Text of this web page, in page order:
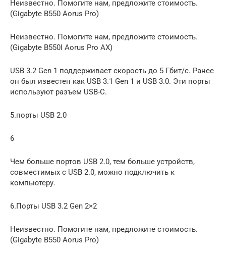
Неизвестно. Помогите нам, предложите стоимость.
(Gigabyte B550 Aorus Pro)
Неизвестно. Помогите нам, предложите стоимость.
(Gigabyte B550I Aorus Pro AX)
USB 3.2 Gen 1 поддерживает скорость до 5 Гбит/с. Ранее
он был известен как USB 3.1 Gen 1 и USB 3.0. Эти порты
используют разъем USB-C.
5.порты USB 2.0
6
Чем больше портов USB 2.0, тем больше устройств,
совместимых с USB 2.0, можно подключить к
компьютеру.
6.Порты USB 3.2 Gen 2×2
Неизвестно. Помогите нам, предложите стоимость.
(Gigabyte B550 Aorus Pro)